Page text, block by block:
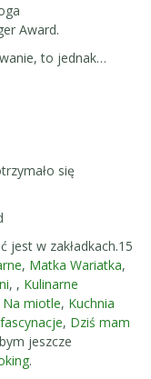
Award.
to jednak…
się
jest w zakładkach.15
, Matka Wariatka,
, , Kulinarne
Na miotle, Kuchnia
, Dziś mam
jeszcze
.